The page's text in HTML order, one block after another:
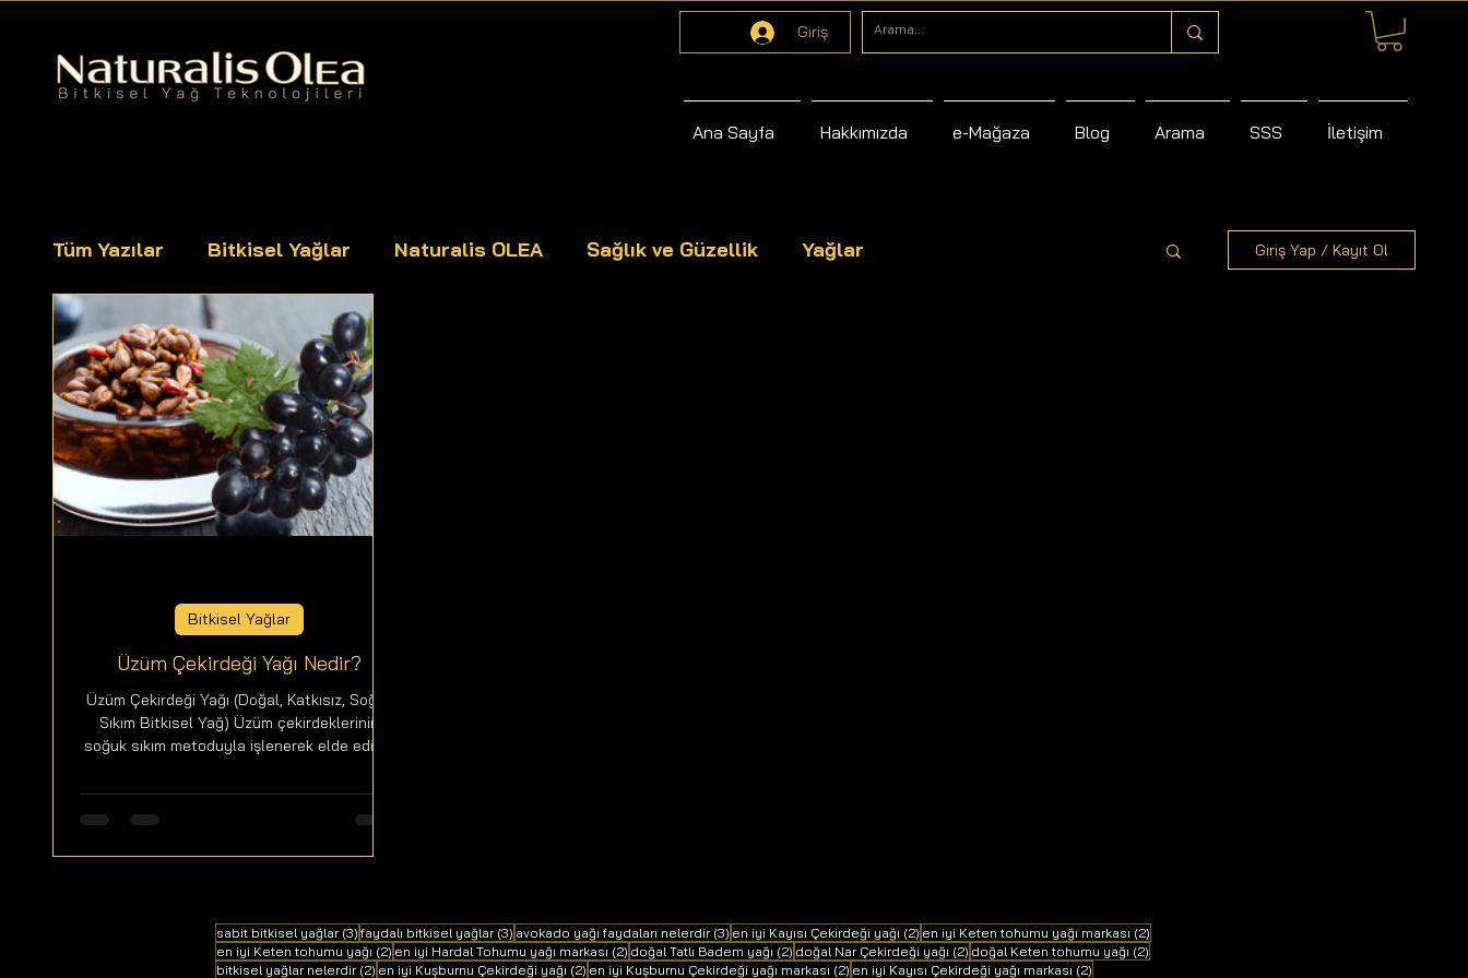
Giriş
Ana Sayfa Hakkımızda e-Mağaza Blog Arama SSS İletişim
Tüm Yazılar Bitkisel Yağlar Naturalis OLEA Sağlık ve Güzellik Yağlar Giriş Yap / Kayıt Ol
Üzüm Çekirdeği Yağı Nedir?
Üzüm Çekirdeği Yağı (Doğal, Katkısız, Soğuk
Sıkım Bitkisel Yağ) Üzüm çekirdeklerinin
soğuk sıkım metoduyla işlenerek elde edilen
Bitkisel Yağlar
sabit bitkisel yağlar (3) 3 yazı
faydalı bitkisel yağlar (3) 3 yazı
avokado yağı faydaları nelerdir (3) 3 yazı
en iyi Kayısı Çekirdeği yağı (2) 2 yazı
en iyi Keten tohumu yağı markası (2)
en iyi Keten tohumu yağı (2) 2 yazı
en iyi Hardal Tohumu yağı markası (2) 2 yazı
doğal Tatlı Badem yağı (2) 2 yazı
doğal Nar Çekirdeği yağı (2) 2 yazı
doğal Keten tohumu yağı (2)
bitkisel yağlar nelerdir (2) 2 yazı
en iyi Kuşburnu Çekirdeği yağı (2) 2 yazı
en iyi Kuşburnu Çekirdeği yağı markası (2) 2 yazı
en iyi Kayısı Çekirdeği yağı markası (2)